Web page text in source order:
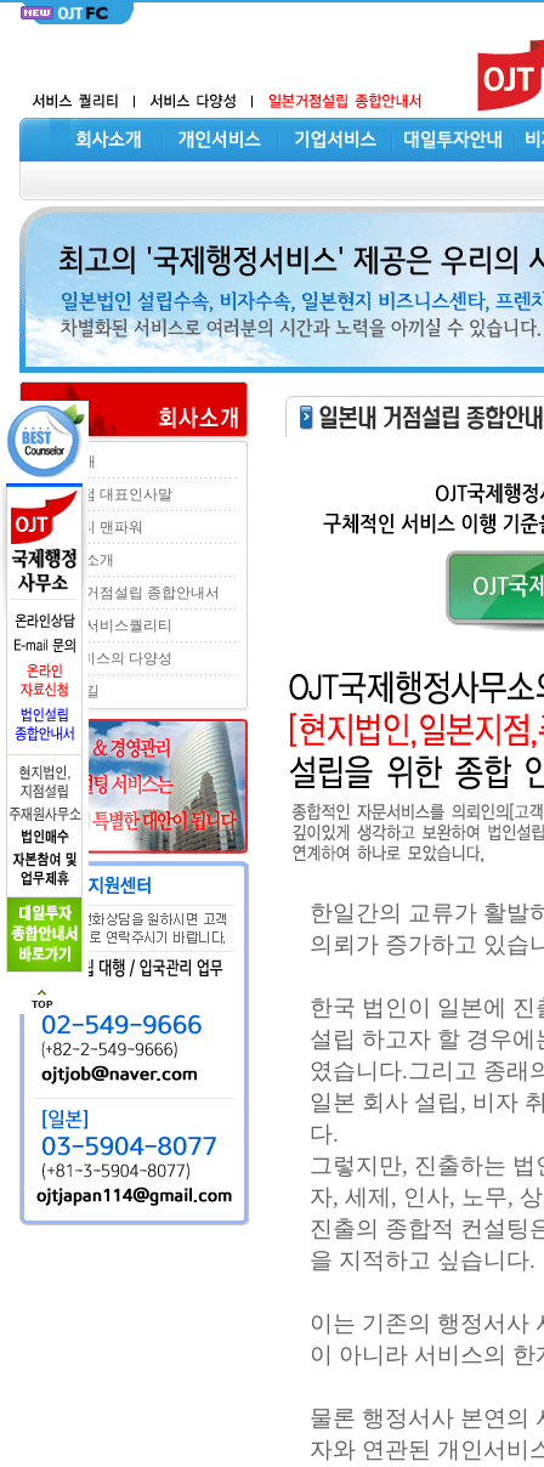
회사소개
한일지점 대표인사말
오제이티 맨파워
서비스 소개
일본내 거점설립 종합안내서
특별한 서비스퀄리티
고객서비스의 다양성
오시는 길
한일간의 교류가 활발
의뢰가 증가하고 있습
한국 법인이 일본에
설립 하고자 할 경우
였습니다.그리고 종래
일본 회사 설립, 비자
다.
그렇지만, 진출하는
자, 세제, 인사, 노무,
진출의 종합적 컨설팅
을 지적하고 싶습니다.
이는 기존의 행정서사
이 아니라 서비스의
물론 행정서사 본연의
자와 연관된 개인서비